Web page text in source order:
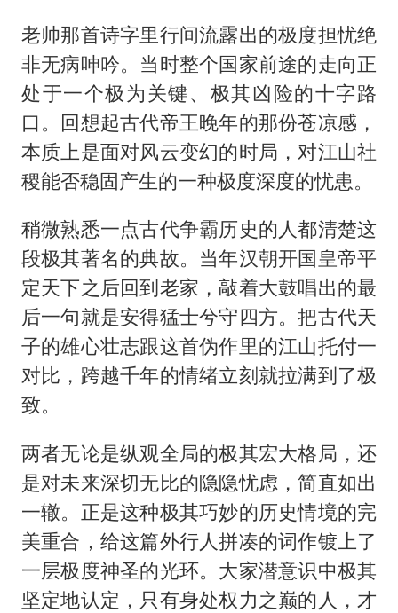
老帅那首诗字里行间流露出的极度担忧绝
非无病呻吟。当时整个国家前途的走向正
处于一个极为关键、极其凶险的十字路
口。回想起古代帝王晚年的那份苍凉感，
本质上是面对风云变幻的时局，对江山社
稷能否稳固产生的一种极度深度的忧患。
稍微熟悉一点古代争霸历史的人都清楚这
段极其著名的典故。当年汉朝开国皇帝平
定天下之后回到老家，敲着大鼓唱出的最
后一句就是安得猛士兮守四方。把古代天
子的雄心壮志跟这首伪作里的江山托付一
对比，跨越千年的情绪立刻就拉满到了极
致。
两者无论是纵观全局的极其宏大格局，还
是对未来深切无比的隐隐忧虑，简直如出
一辙。正是这种极其巧妙的历史情境的完
美重合，给这篇外行人拼凑的词作镀上了
一层极度神圣的光环。大家潜意识中极其
坚定地认定，只有身处权力之巅的人，才